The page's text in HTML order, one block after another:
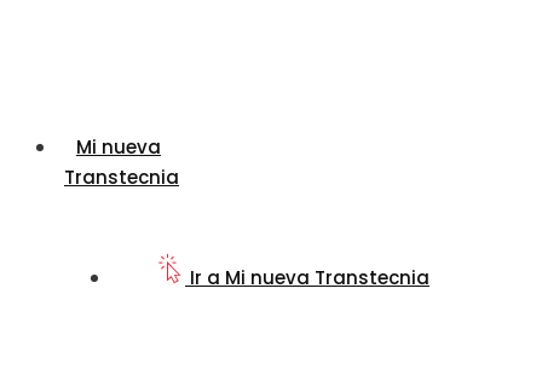
Mi nueva
Transtecnia
Ir a Mi nueva Transtecnia